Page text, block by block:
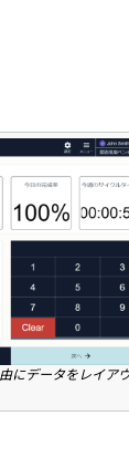
にデータをレイア